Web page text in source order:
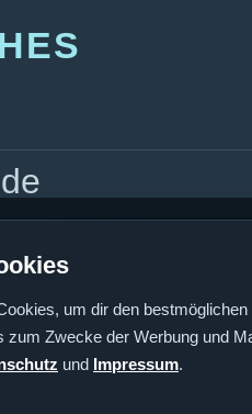
um dir den
zum Zwecke der Werbung und
und Impressum.